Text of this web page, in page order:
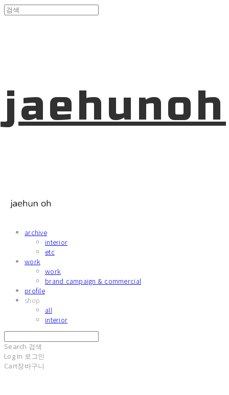
jaehunoh
archive
interior
etc
work
work
brand campaign & commercial
profile
shop
all
interior
Search 검색
Log In 로그인
Cart장바구니